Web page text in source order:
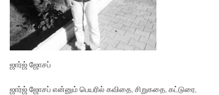
ஜார்ஜ் ஜோசப்
ஜார்ஜ் ஜோசப் என்னும் பெயரில் கவிதை, சிறுகதை, கட்டுரை,